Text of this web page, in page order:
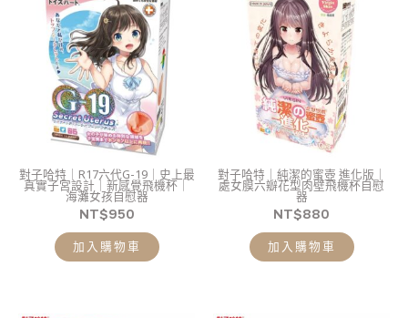
對子哈特｜R17六代G-19｜史上最
真實子宮設計｜新感覺飛機杯｜
海灘女孩自慰器
NT$950
加入購物車
對子哈特｜純潔的蜜壺 進化版｜
處女膜六瓣花型肉壁飛機杯自慰
器
NT$880
加入購物車